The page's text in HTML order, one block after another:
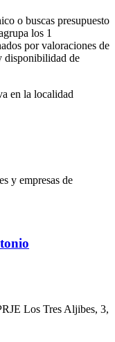
o buscas presupuesto
los 1
por valoraciones de
disponibilidad de
en la localidad
y empresas de
Los Tres Aljibes, 3,